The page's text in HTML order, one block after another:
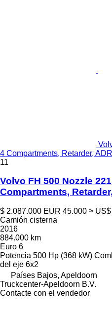
4 Compartments, Retarder,
11
Volvo FH 500 Nozzle
Compartments,
$ 2.087.000 EUR 45.000 ≈
Camión cisterna
2016
884.000 km
Euro 6
Potencia 500 Hp (368 kW)
del eje 6x2
Países Bajos, Apeldoorn
Truckcenter-Apeldoorn B.V.
Contacte con el vendedor